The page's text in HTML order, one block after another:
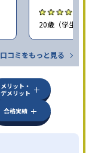
20歳（学生） /
口コミをもっと見る
メリット・
デメリット
合格実績